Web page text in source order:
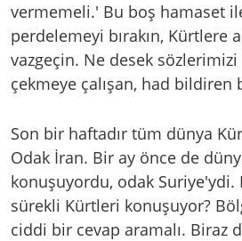
vermemeli.' Bu boş hamaset
perdelemeyi bırakın, Kürtlere
vazgeçin. Ne desek
çekmeye çalışan, had bildiren
Son bir haftadır tüm dünya
Odak İran. Bir ay önce de
konuşuyordu, odak Suriye'ydi.
sürekli Kürtleri konuşuyor?
ciddi bir cevap aramalı. Biraz